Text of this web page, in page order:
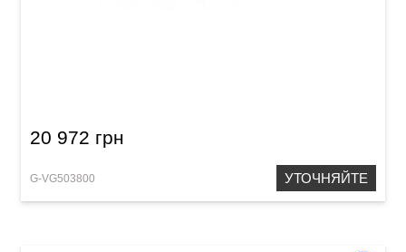
20 972 грн
G-VG503800 УТОЧНЯЙТЕ